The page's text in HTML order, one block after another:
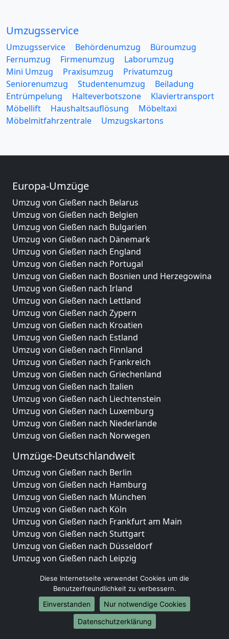
Umzugsservice
Umzugsservice Behördenumzug
Büroumzug
Fernumzug
Firmenumzug
Laborumzug
Mini Umzug
Praxisumzug
Privatumzug
Seniorenumzug
Studentenumzug
Beiladung
Entrümpelung
Halteverbotszone
Klaviertransport
Möbellift
Haushaltsauflösung
Möbeltaxi
Möbelmitfahrzentrale
Umzugskartons
Europa-Umzüge
Umzug von Gießen nach Belarus
Umzug von Gießen nach Belgien
Umzug von Gießen nach Bulgarien
Umzug von Gießen nach Dänemark
Umzug von Gießen nach England
Umzug von Gießen nach Portugal
Umzug von Gießen nach Bosnien und Herzegowina
Umzug von Gießen nach Irland
Umzug von Gießen nach Lettland
Umzug von Gießen nach Zypern
Umzug von Gießen nach Kroatien
Umzug von Gießen nach Estland
Umzug von Gießen nach Finnland
Umzug von Gießen nach Frankreich
Umzug von Gießen nach Griechenland
Umzug von Gießen nach Italien
Umzug von Gießen nach Liechtenstein
Umzug von Gießen nach Luxemburg
Umzug von Gießen nach Niederlande
Umzug von Gießen nach Norwegen
Umzüge-Deutschlandweit
Umzug von Gießen nach Berlin
Umzug von Gießen nach Hamburg
Umzug von Gießen nach München
Umzug von Gießen nach Köln
Umzug von Gießen nach Frankfurt am Main
Umzug von Gießen nach Stuttgart
Umzug von Gießen nach Düsseldorf
Umzug von Gießen nach Leipzig
Umzug von Gießen nach Essen
Umzug von Gießen nach Bremen
Umzug von Gießen nach Dresden
Umzug von Gießen nach Hannover
Umzug von Gießen nach Nürnberg
Diese Internetseite verwendet Cookies um die
Benutzerfreundlichkeit zu verbessern.
Einverstanden
Nur notwendige Cookies
Datenschutzerklärung